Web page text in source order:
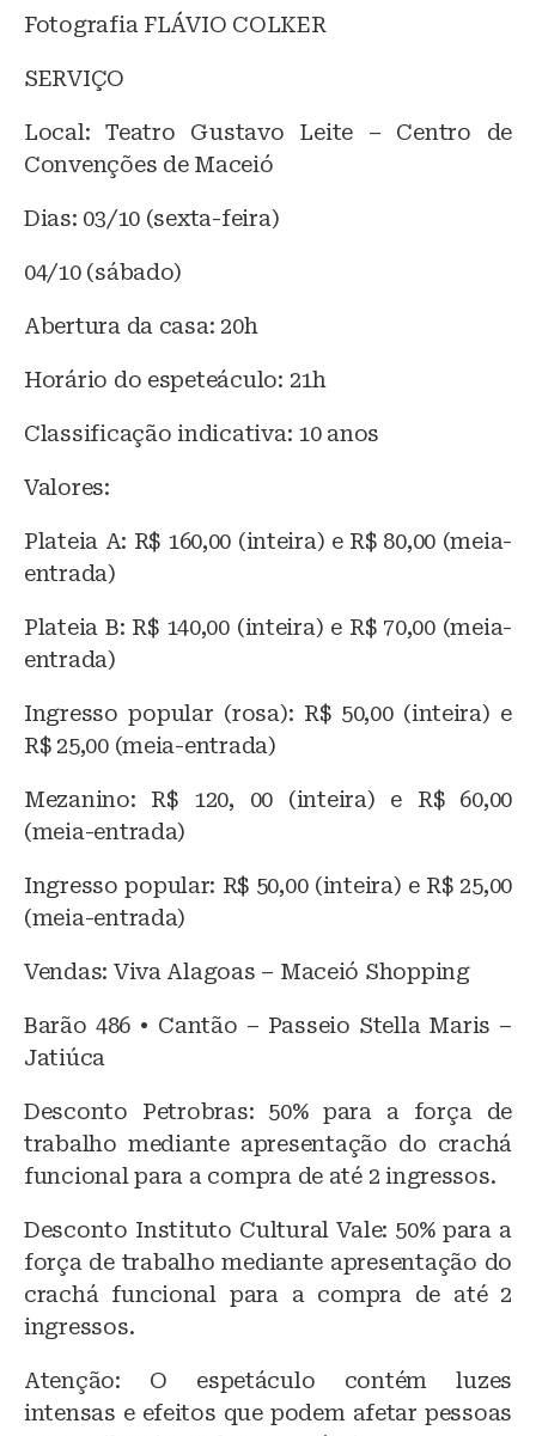
Fotografia FLÁVIO COLKER
SERVIÇO
Local: Teatro Gustavo Leite – Centro de
Convenções de Maceió
Dias: 03/10 (sexta-feira)
04/10 (sábado)
Abertura da casa: 20h
Horário do espeteáculo: 21h
Classificação indicativa: 10 anos
Valores:
Plateia A: R$ 160,00 (inteira) e R$ 80,00 (meia-
entrada)
Plateia B: R$ 140,00 (inteira) e R$ 70,00 (meia-
entrada)
Ingresso popular (rosa): R$ 50,00 (inteira) e
R$ 25,00 (meia-entrada)
Mezanino: R$ 120, 00 (inteira) e R$ 60,00
(meia-entrada)
Ingresso popular: R$ 50,00 (inteira) e R$ 25,00
(meia-entrada)
Vendas: Viva Alagoas – Maceió Shopping
Barão 486 • Cantão – Passeio Stella Maris –
Jatiúca
Desconto Petrobras: 50% para a força de
trabalho mediante apresentação do crachá
funcional para a compra de até 2 ingressos.
Desconto Instituto Cultural Vale: 50% para a
força de trabalho mediante apresentação do
crachá funcional para a compra de até 2
ingressos.
Atenção: O espetáculo contém luzes
intensas e efeitos que podem afetar pessoas